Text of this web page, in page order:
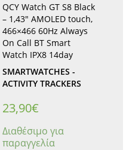
QCY Watch GT S8 Black
– 1,43″ AMOLED touch,
466×466 60Hz Always
On Call BT Smart
Watch IPX8 14day
SMARTWATCHES -
ACTIVITY TRACKERS
23,90€
Διαθέσιμο για
παραγγελία